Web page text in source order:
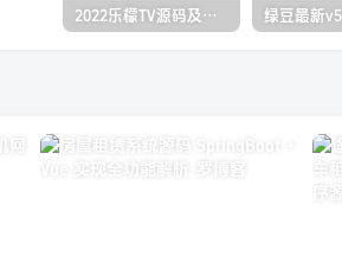
2022乐檬TV源码及搭建对接打包教程(前端+后端）（亲测）